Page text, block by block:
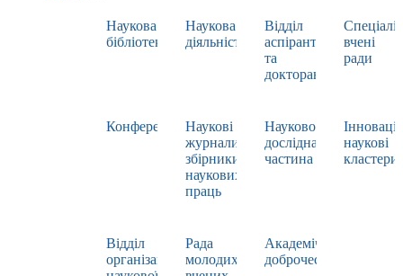
Наукова
бібліотека
Наукова
діяльність
Відділ
аспірантури
та
докторантури
вчені
ради
Конференції
Наукові
журнали,
збірники
наукових
праць
Науково-
дослідна
частина
наукові
кластери
Відділ
організації
Рада
молодих
Академічна
доброчесність